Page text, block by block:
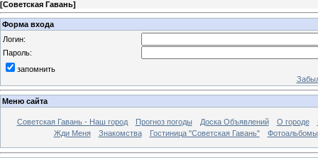
[Советская Гавань]
Форма входа
Логин:
Пароль:
запомнить
Меню сайта
Советская Гавань - Наш город Прогноз погоды Доска Объявлений О городе
Жди Меня
Знакомства Гостиница "Советская Гавань" Фотоальбомы